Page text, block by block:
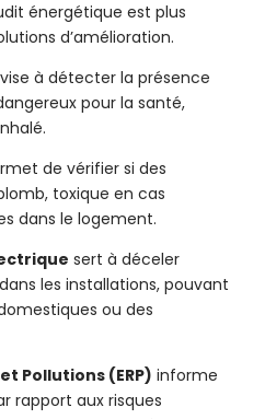
énergétique est plus
d’amélioration.
vise à détecter la présence
pour la santé,
de vérifier si des
toxique en cas
dans le logement.
sert à déceler
les installations, pouvant
ou des
Pollutions (ERP) informe
rapport aux risques